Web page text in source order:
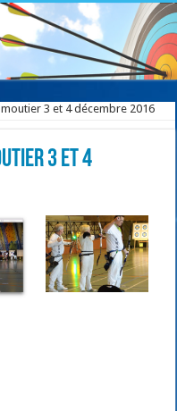
3 et 4 décembre 2016
3 et 4